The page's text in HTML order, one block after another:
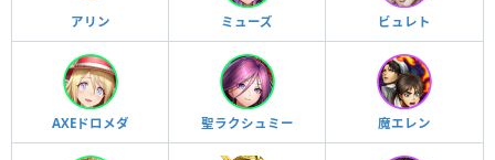
アリン ミューズ ビュレト
AXEドロメダ 聖ラクシュミー 魔エレン